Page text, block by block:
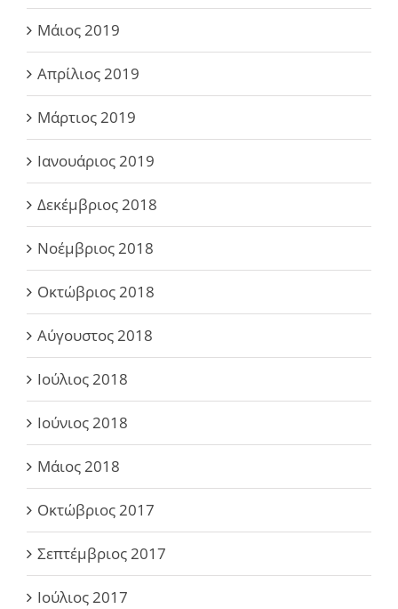
Μάιος 2019
Απρίλιος 2019
Μάρτιος 2019
Ιανουάριος 2019
Δεκέμβριος 2018
Νοέμβριος 2018
Οκτώβριος 2018
Αύγουστος 2018
Ιούλιος 2018
Ιούνιος 2018
Μάιος 2018
Οκτώβριος 2017
Σεπτέμβριος 2017
Ιούλιος 2017